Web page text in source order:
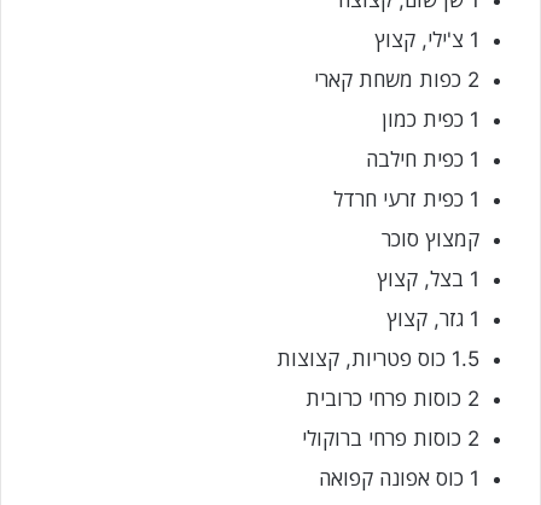
1 צ'ילי, קצוץ
2 כפות משחת קארי
1 כפית כמון
1 כפית חילבה
1 כפית זרעי חרדל
קמצוץ סוכר
1 בצל, קצוץ
1 גזר, קצוץ
1.5 כוס פטריות, קצוצות
2 כוסות פרחי כרובית
2 כוסות פרחי ברוקולי
1 כוס אפונה קפואה